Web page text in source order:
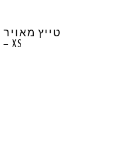
בסגנון פורטרט נשי בגזרת מותן אורך מלא 190ש”ח – XS